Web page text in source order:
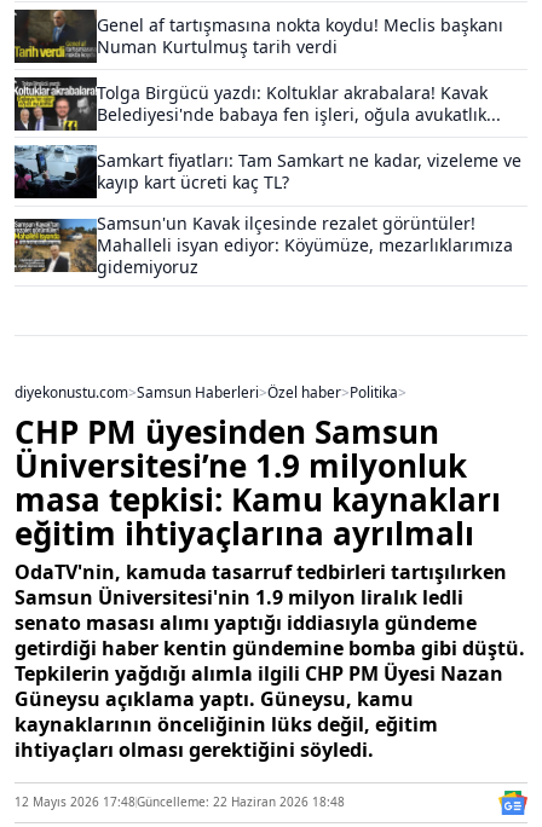
Genel af tartışmasına nokta koydu! Meclis başkanı
Numan Kurtulmuş tarih verdi
Tolga Birgücü yazdı: Koltuklar akrabalara! Kavak
Belediyesi'nde babaya fen işleri, oğula avukatlık...
Samkart fiyatları: Tam Samkart ne kadar, vizeleme ve
kayıp kart ücreti kaç TL?
Samsun'un Kavak ilçesinde rezalet görüntüler!
Mahalleli isyan ediyor: Köyümüze, mezarlıklarımıza
gidemiyoruz
diyekonustu.com>Samsun Haberleri>Özel haber>Politika>
CHP PM üyesinden Samsun
Üniversitesi’ne 1.9 milyonluk
masa tepkisi: Kamu kaynakları
eğitim ihtiyaçlarına ayrılmalı
OdaTV'nin, kamuda tasarruf tedbirleri tartışılırken
Samsun Üniversitesi'nin 1.9 milyon liralık ledli
senato masası alımı yaptığı iddiasıyla gündeme
getirdiği haber kentin gündemine bomba gibi düştü.
Tepkilerin yağdığı alımla ilgili CHP PM Üyesi Nazan
Güneysu açıklama yaptı. Güneysu, kamu
kaynaklarının önceliğinin lüks değil, eğitim
ihtiyaçları olması gerektiğini söyledi.
12 Mayıs 2026 17:48Güncelleme: 22 Haziran 2026 18:48